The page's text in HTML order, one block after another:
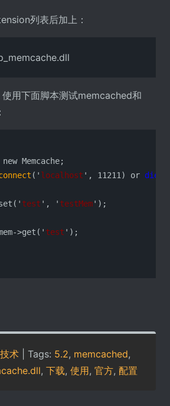
列表后加上：
用下面脚本测试memcached和
(' localhost ', 11211) or die
test ', ' testMem');
>get(' test ');
术 | Tags: 5.2, memcached,
, 下载, 使用, 官方, 配置